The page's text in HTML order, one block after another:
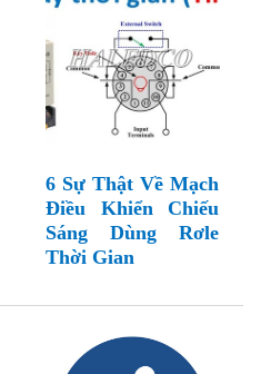
6 Sự Thật Về Mạch
Điều Khiển Chiếu
Sáng Dùng Rơle
Thời Gian